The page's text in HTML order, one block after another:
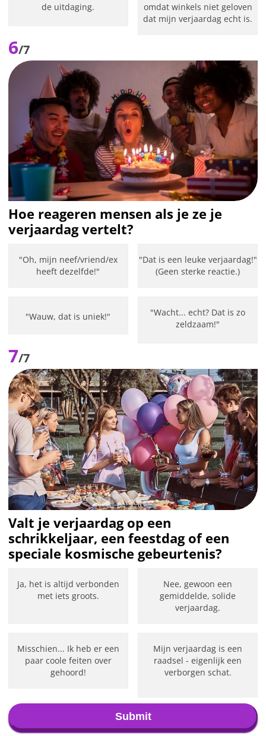
de uitdaging.
omdat winkels niet geloven
dat mijn verjaardag echt is.
6/7
Hoe reageren mensen als je ze je
verjaardag vertelt?
"Oh, mijn neef/vriend/ex
heeft dezelfde!"
"Dat is een leuke verjaardag!"
(Geen sterke reactie.)
"Wauw, dat is uniek!"
"Wacht... echt? Dat is zo
zeldzaam!"
7/7
Valt je verjaardag op een
schrikkeljaar, een feestdag of een
speciale kosmische gebeurtenis?
Ja, het is altijd verbonden
met iets groots.
Nee, gewoon een
gemiddelde, solide
verjaardag.
Misschien... Ik heb er een
paar coole feiten over
gehoord!
Mijn verjaardag is een
raadsel - eigenlijk een
verborgen schat.
Submit